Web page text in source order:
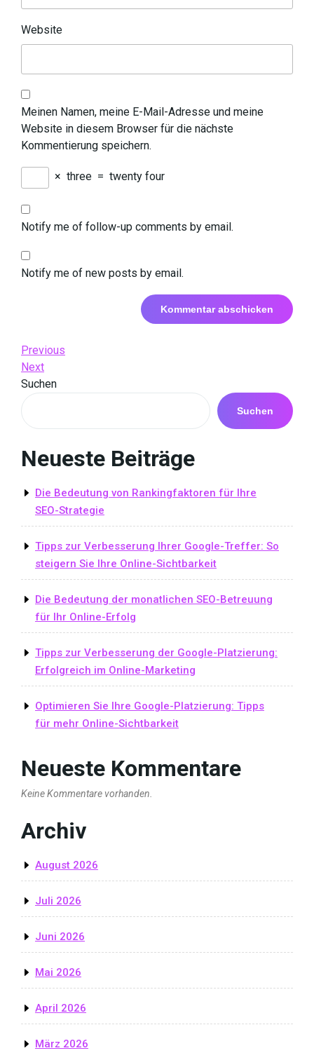
Website
Meinen Namen, meine E-Mail-Adresse und meine
Website in diesem Browser für die nächste
Kommentierung speichern.
× three = twenty four
Notify me of follow-up comments by email.
Notify me of new posts by email.
Beitrags-
Navigation
Previous
Post
Previous
Next
Post
Next
Suchen
Suchen
Neueste Beiträge
Die Bedeutung von Rankingfaktoren für Ihre
SEO-Strategie
Tipps zur Verbesserung Ihrer Google-Treffer: So
steigern Sie Ihre Online-Sichtbarkeit
Die Bedeutung der monatlichen SEO-Betreuung
für Ihr Online-Erfolg
Tipps zur Verbesserung der Google-Platzierung:
Erfolgreich im Online-Marketing
Optimieren Sie Ihre Google-Platzierung: Tipps
für mehr Online-Sichtbarkeit
Neueste Kommentare
Keine Kommentare vorhanden.
Archiv
August 2026
Juli 2026
Juni 2026
Mai 2026
April 2026
März 2026